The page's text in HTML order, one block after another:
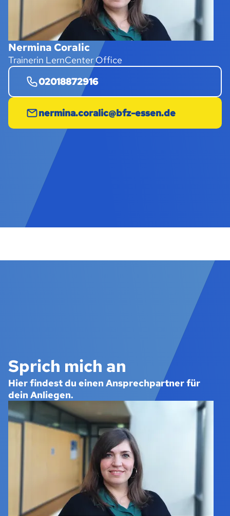
Nermina Coralic
Trainerin LernCenter Office
02018872916
nermina.coralic@bfz-essen.de
Sprich mich an
Hier findest du einen Ansprechpartner für
dein Anliegen.